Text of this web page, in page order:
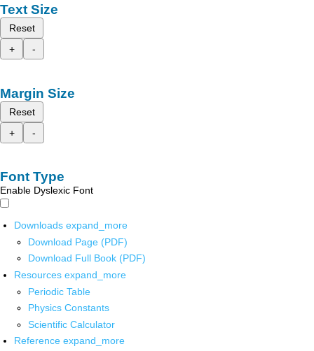
Text Size
Reset
+
-
Margin Size
Reset
+
-
Font Type
Enable Dyslexic Font
Downloads expand_more
Download Page (PDF)
Download Full Book (PDF)
Resources expand_more
Periodic Table
Physics Constants
Scientific Calculator
Reference expand_more